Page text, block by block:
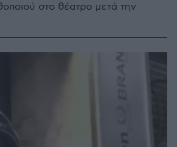
στο θέατρο μετά την